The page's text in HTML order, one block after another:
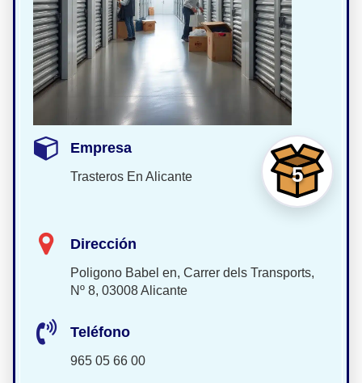
5
Empresa
Trasteros En Alicante
Dirección
Poligono Babel en, Carrer dels Transports,
Nº 8, 03008 Alicante
Teléfono
965 05 66 00